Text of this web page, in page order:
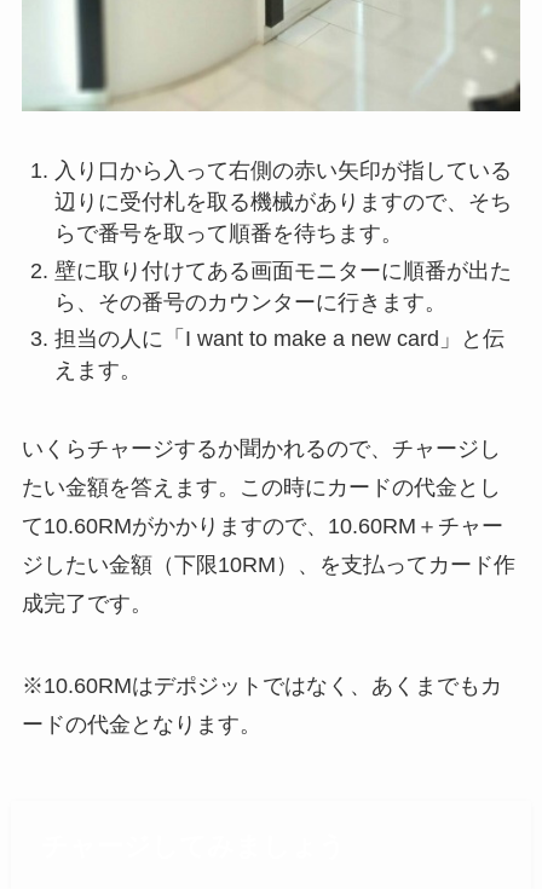
入り口から入って右側の赤い矢印が指している
辺りに受付札を取る機械がありますので、そち
らで番号を取って順番を待ちます。
壁に取り付けてある画面モニターに順番が出た
ら、その番号のカウンターに行きます。
担当の人に「I want to make a new card」と伝
えます。
いくらチャージするか聞かれるので、チャージし
たい金額を答えます。この時にカードの代金とし
て10.60RMがかかりますので、10.60RM＋チャー
ジしたい金額（下限10RM）、を支払ってカード作
成完了です。
※10.60RMはデポジットではなく、あくまでもカ
ードの代金となります。